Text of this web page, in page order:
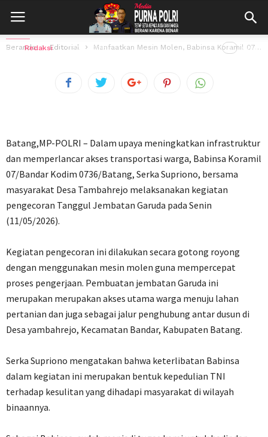
Beranda Editorial Manfaatkan Mesin Molen, Babinsa Koramil 07/Bandar Ajak Warga Cor Tanggul Jembatan Garuda
Koramil 07/Bandar Ajak Warga Cor
Tanggul Jembatan Garuda
Oleh Redaksi 11 Mei 2026 8 views
‎Batang,MP-POLRI – Dalam upaya meningkatkan infrastruktur
dan memperlancar akses transportasi warga, Babinsa Koramil
07/Bandar Kodim 0736/Batang, Serka Supriono, bersama
masyarakat Desa Tambahrejo melaksanakan kegiatan
pengecoran Tanggul Jembatan Garuda pada Senin
(11/05/2026).
‎Kegiatan pengecoran ini dilakukan secara gotong royong
dengan menggunakan mesin molen guna mempercepat
proses pengerjaan. Pembuatan jembatan Garuda ini
merupakan merupakan akses utama warga menuju lahan
pertanian dan juga sebagai jalur penghubung antar dusun di
Desa yambahrejo, Kecamatan Bandar, Kabupaten Batang.
‎Serka Supriono mengatakan bahwa keterlibatan Babinsa
dalam kegiatan ini merupakan bentuk kepedulian TNI
terhadap kesulitan yang dihadapi masyarakat di wilayah
binaannya.